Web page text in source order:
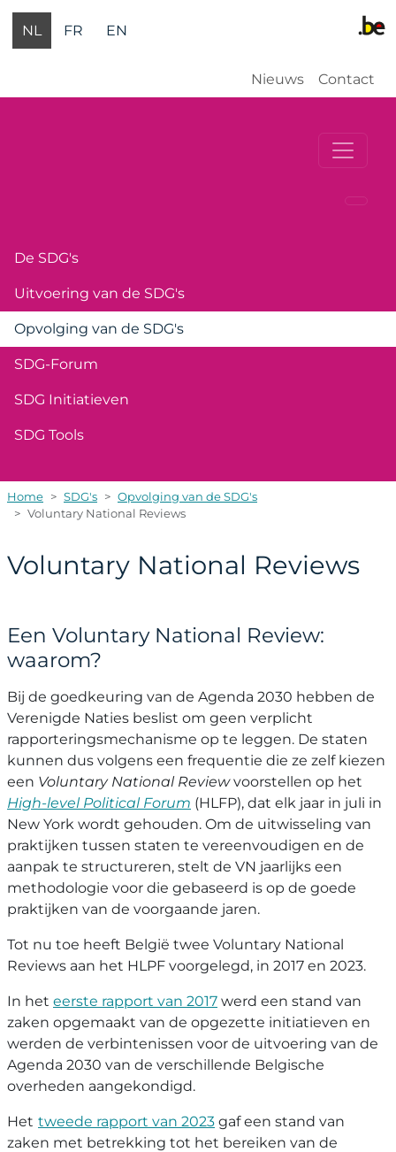
Overslaan en naar de inhoud gaan
NL
FR EN
Nieuws Contact
Home SDG's
Opvolging van de SDG's
Voluntary National Reviews
Voluntary National Reviews
Een Voluntary National Review:
waarom?
Bij de goedkeuring van de Agenda 2030 hebben de
Verenigde Naties beslist om geen verplicht
rapporteringsmechanisme op te leggen. De staten
kunnen dus volgens een frequentie die ze zelf kiezen
een Voluntary National Reviewvoorstellen op het
High-level Political Forum (HLFP), dat elk jaar in juli in
New York wordt gehouden. Om de uitwisseling van
praktijken tussen staten te vereenvoudigen en de
aanpak te structureren, stelt de VN jaarlijks een
methodologie voor die gebaseerd is op de goede
praktijken van de voorgaande jaren.
Tot nu toe heeft België twee Voluntary National
Reviews aan het HLPF voorgelegd, in 2017 en 2023.
In het eerste rapport van 2017 werd een stand van
zaken opgemaakt van de opgezette initiatieven en
werden de verbintenissen voor de uitvoering van de
Agenda 2030 van de verschillende Belgische
overheden aangekondigd.
Het tweede rapport van 2023 gaf een stand van
zaken met betrekking tot het bereiken van de
SDGs
De SDG's
Uitvoering van de SDG's
Opvolging van de SDG's
SDG-Forum
SDG Initiatieven
SDG Tools